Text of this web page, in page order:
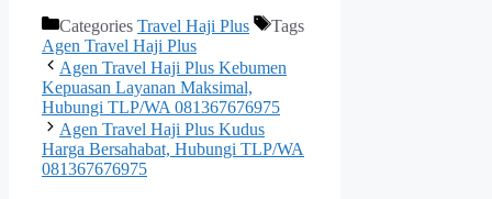
Categories Travel Haji Plus
Tags
Agen Travel Haji Plus
Agen Travel Haji Plus Kebumen
Kepuasan Layanan Maksimal,
Hubungi TLP/WA 081367676975
Agen Travel Haji Plus Kudus
Harga Bersahabat, Hubungi TLP/WA
081367676975